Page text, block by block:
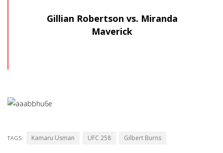
Gillian Robertson vs. Miranda
Maverick
TAGS: Kamaru Usman UFC 258 Gilbert Burns